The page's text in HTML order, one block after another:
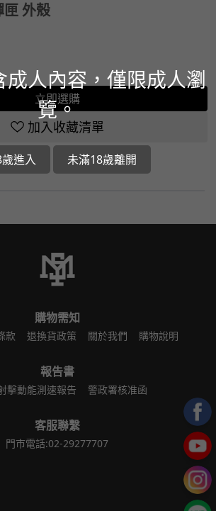
外殼
立即選購
加入收藏清單
購物需知
款 退換貨政策 關於我們 購物說明
報告書
擊動能測速報告 警政署核准函
客服聯繫
門市電話:02-29277707
成人內容，僅限成人瀏
覽。
進入 未滿18歲離開